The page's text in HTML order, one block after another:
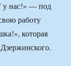
у нас!» — под
работу
которая